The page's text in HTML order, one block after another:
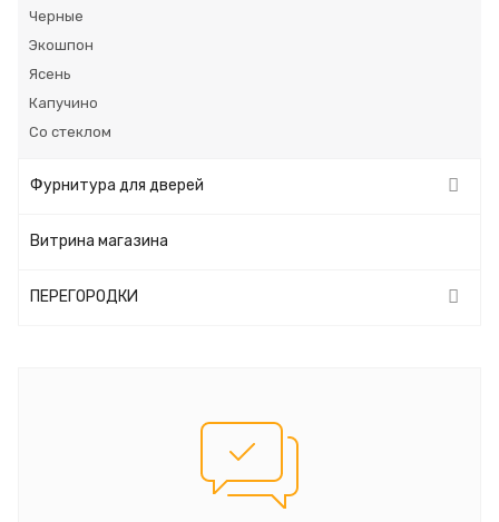
Черные
Экошпон
Ясень
Капучино
Со стеклом
Фурнитура для дверей
Витрина магазина
ПЕРЕГОРОДКИ